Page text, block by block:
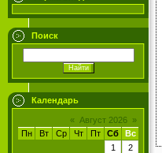
Поиск
Календарь
« Август 2026 »
Пн
Вт Ср Чт Пт Сб
Вс
1
2